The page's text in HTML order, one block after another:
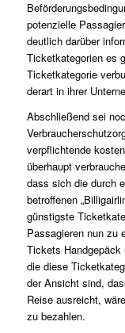
potenzielle
deutlich darüber
Ticketkategorien es
Ticketkategorie
derart in ihrer
Abschließend sei
verpflichtende
überhaupt
dass sich die durch
betroffenen
günstigste
Passagieren nun zu
Tickets
die diese
der Ansicht sind,
Reise ausreicht,
zu bezahlen.